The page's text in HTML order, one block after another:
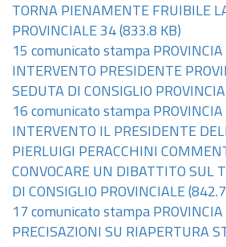
TORNA PIENAMENTE FRUIBILE
PROVINCIALE 34 (833.8 KB)
15 comunicato stampa PROVINCIA
INTERVENTO PRESIDENTE
SEDUTA DI CONSIGLIO
16 comunicato stampa PROVINCIA
INTERVENTO IL PRESIDENTE
PIERLUIGI PERACCHINI
CONVOCARE UN DIBATTITO SUL
DI CONSIGLIO PROVINCIALE
17 comunicato stampa PROVINCIA
PRECISAZIONI SU RIAPERTURA